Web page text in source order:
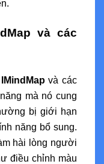
và các
IMindMapvà các
mà nó cung
bị giới hạn
năng bổ sung.
hài lòng người
điều chỉnh màu